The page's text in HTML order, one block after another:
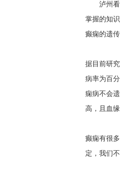
泸州看癫
掌握的知
癫痫的遗
据目前研
病率为百
痫病不会
高，且血
癫痫有很
定，我们